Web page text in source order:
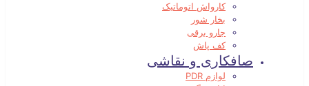
کارواش اتوماتیک
بخار شور
جارو برقی
کف پاش
صافکاری و نقاشی
لوازم PDR